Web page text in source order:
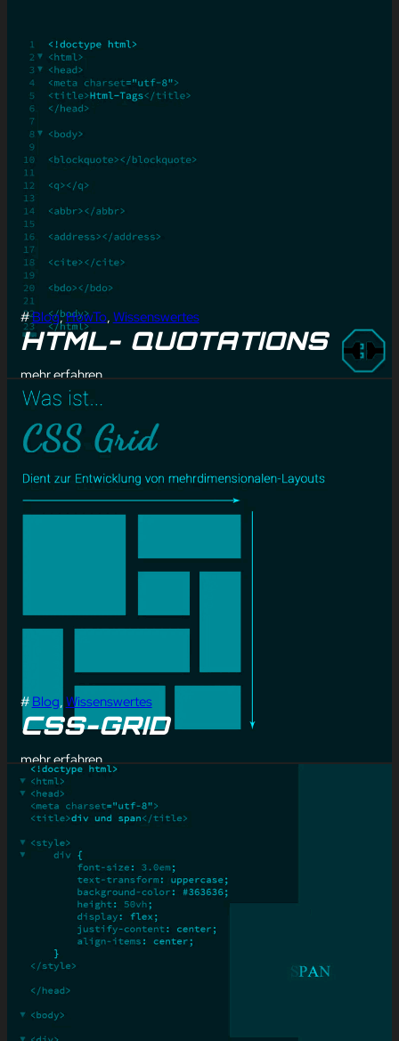
#Blog, HowTo, Wissenswertes
HTML- QUOTATIONS
mehr erfahren
# Blog, Wissenswertes
CSS-GRID
mehr erfahren